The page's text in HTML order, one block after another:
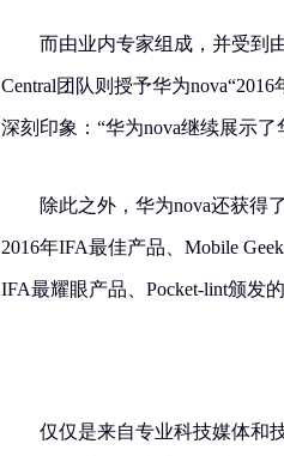
而由业内专家组成，并受到
Central团队则授予华为
深刻印象：“华为nova继续展示
除此之外，华为nova还获得
2016年IFA最佳产品、Mobile
IFA最耀眼产品、Pocket-lint颁发
仅仅是来自专业科技媒体和